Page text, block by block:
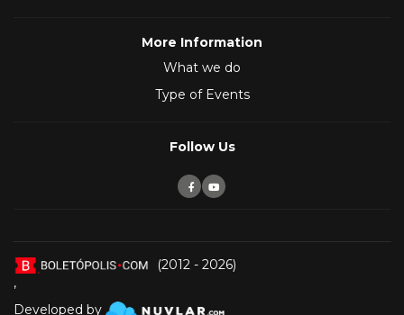
More Information
What we do
Type of Events
Follow Us
(2012 - 2026)
,
Developed by